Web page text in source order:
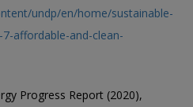
undp/en/home/sustainable-
affordable-and-clean-
Progress Report (2020),